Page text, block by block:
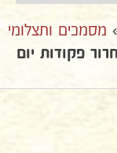
מסמכים ותצלומי
פקודות יום